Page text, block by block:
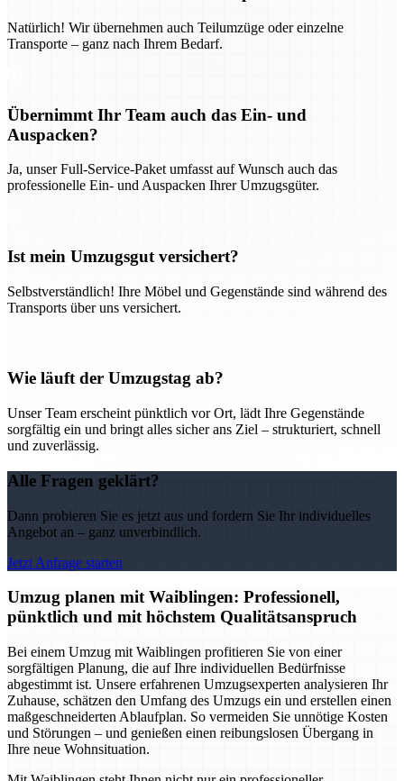
Natürlich! Wir übernehmen auch Teilumzüge oder einzelne
Transporte – ganz nach Ihrem Bedarf.
Übernimmt Ihr Team auch das Ein- und
Auspacken?
Ja, unser Full-Service-Paket umfasst auf Wunsch auch das
professionelle Ein- und Auspacken Ihrer Umzugsgüter.
Ist mein Umzugsgut versichert?
Selbstverständlich! Ihre Möbel und Gegenstände sind während des
Transports über uns versichert.
Wie läuft der Umzugstag ab?
Unser Team erscheint pünktlich vor Ort, lädt Ihre Gegenstände
sorgfältig ein und bringt alles sicher ans Ziel – strukturiert, schnell
und zuverlässig.
Alle Fragen geklärt?
Dann probieren Sie es jetzt aus und fordern Sie Ihr individuelles
Angebot an – ganz unverbindlich.
Jetzt Anfrage starten
Umzug planen mit Waiblingen: Professionell,
pünktlich und mit höchstem Qualitätsanspruch
Bei einem Umzug mit Waiblingen profitieren Sie von einer
sorgfältigen Planung, die auf Ihre individuellen Bedürfnisse
abgestimmt ist. Unsere erfahrenen Umzugsexperten analysieren Ihr
Zuhause, schätzen den Umfang des Umzugs ein und erstellen einen
maßgeschneiderten Ablaufplan. So vermeiden Sie unnötige Kosten
und Störungen – und genießen einen reibungslosen Übergang in
Ihre neue Wohnsituation.